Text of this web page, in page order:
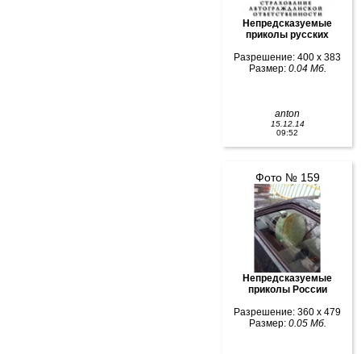
Непредсказуемые
приколы русских
Разрешение: 400 x 383
Размер: 0.04 Мб.
anton
15.12.14
09:52
Фото № 159
Непредсказуемые
приколы России
Разрешение: 360 x 479
Размер: 0.05 Мб.